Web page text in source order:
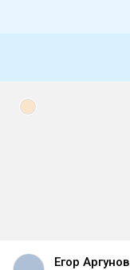
Егор Аргунов